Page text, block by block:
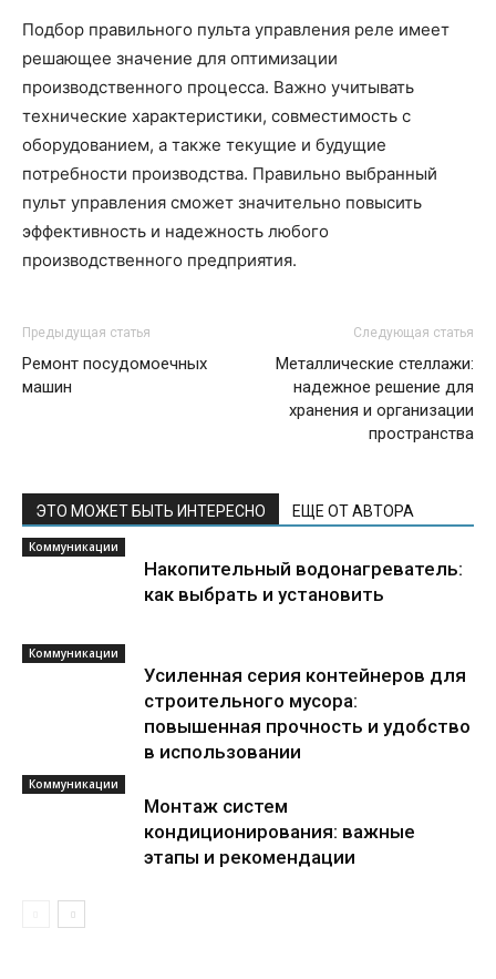
Подбор правильного пульта управления реле имеет
решающее значение для оптимизации
производственного процесса. Важно учитывать
технические характеристики, совместимость с
оборудованием, а также текущие и будущие
потребности производства. Правильно выбранный
пульт управления сможет значительно повысить
эффективность и надежность любого
производственного предприятия.
Предыдущая статья
Ремонт посудомоечных
машин
Следующая статья
Металлические стеллажи:
надежное решение для
хранения и организации
пространства
ЭТО МОЖЕТ БЫТЬ ИНТЕРЕСНО ЕЩЕ ОТ АВТОРА
Коммуникации
Накопительный водонагреватель:
как выбрать и установить
Коммуникации
Усиленная серия контейнеров для
строительного мусора:
повышенная прочность и удобство
в использовании
Коммуникации
Монтаж систем
кондиционирования: важные
этапы и рекомендации